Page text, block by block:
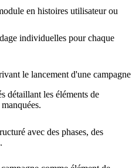
en histoires utilisateur ou
individuelles pour chaque
le lancement d'une campagne
détaillant les éléments de
avec des phases, des